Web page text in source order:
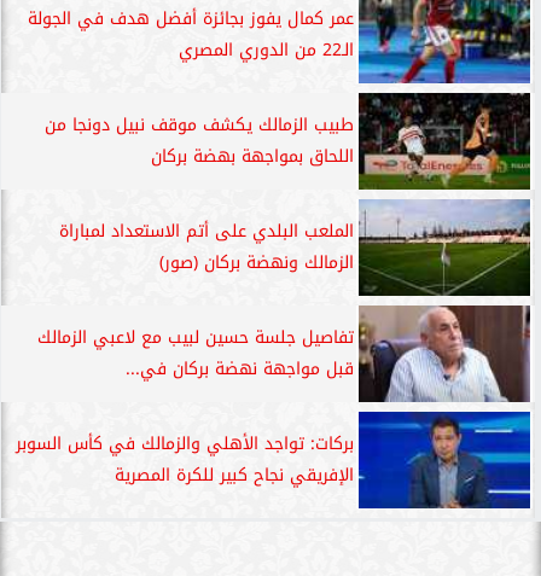
عمر كمال يفوز بجائزة أفضل هدف في الجولة
الـ22 من الدوري المصري
طبيب الزمالك يكشف موقف نبيل دونجا من
اللحاق بمواجهة بهضة بركان
الملعب البلدي على أتم الاستعداد لمباراة
الزمالك ونهضة بركان (صور)
تفاصيل جلسة حسين لبيب مع لاعبي الزمالك
قبل مواجهة نهضة بركان في...
بركات: تواجد الأهلي والزمالك في كأس السوبر
الإفريقي نجاح كبير للكرة المصرية